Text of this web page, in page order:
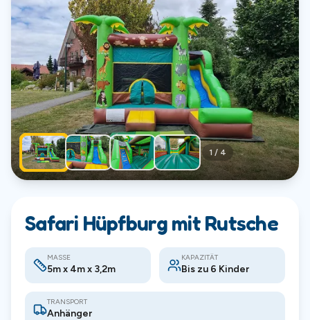
1 / 4
Safari Hüpfburg mit Rutsche
MASSE
5m x 4m x 3,2m
KAPAZITÄT
Bis zu 6 Kinder
TRANSPORT
Anhänger